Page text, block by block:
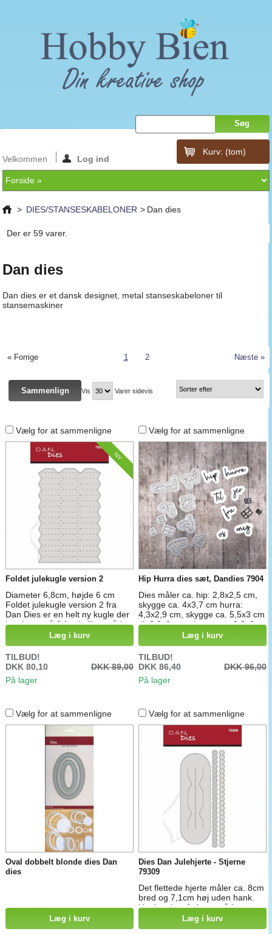
Kurv: (tom)
Velkommen Log ind
> DIES/STANSESKABELONER > Dan dies
Der er 59 varer.
Dan dies
Dan dies er et dansk designet, metal stanseskabeloner til
stansemaskiner
« Forrige 1 2 Næste »
Vis Varer sidevis
Vælg for at sammenligne
NY
Foldet julekugle version 2
Diameter 6,8cm, højde 6 cm
Foldet julekugle version 2 fra
Dan Dies er en helt ny kugle der
kan laves på 2 forskellige måder
med vidt forskellige resultater.
Saml kuglen som en mere
løgformet julekugle eller som et
mere fladt ophæng.
Læg i kurv
TILBUD!
DKK 80,10
DKK 89,00
På lager
Vælg for at sammenligne
Hip Hurra dies sæt, Dandies 7904
Dies måler ca. hip: 2,8x2,5 cm,
skygge ca. 4x3,7 cm hurra:
4,3x2,9 cm, skygge ca. 5,5x3 cm
til: 2,2x2 cm, skygge ca. 3,2x3
cm jer: 2x2 cm, skygge ca.
3,2x3,2 cm fra: 2,2x2,4 cm,
skygge ca. 3,3x3,5 cm os:
1,5x1,2 cm, skygge ca. 2,6x2,3
cm mig: 3x1,8 cm, skygge ca.
4,1x2,9 cm flag: 1,1x0,8 cm,
Læg i kurv
TILBUD!
DKK 86,40
DKK 96,00
På lager
Vælg for at sammenligne
Oval dobbelt blonde dies Dan
dies
Læg i kurv
Vælg for at sammenligne
Dies Dan Julehjerte - Stjerne
79309
Det flettede hjerte måler ca. 8cm
bred og 7,1cm høj uden hank.
Hanken kan f.eks. også bruges
som pynt på kort.Læg i kurv